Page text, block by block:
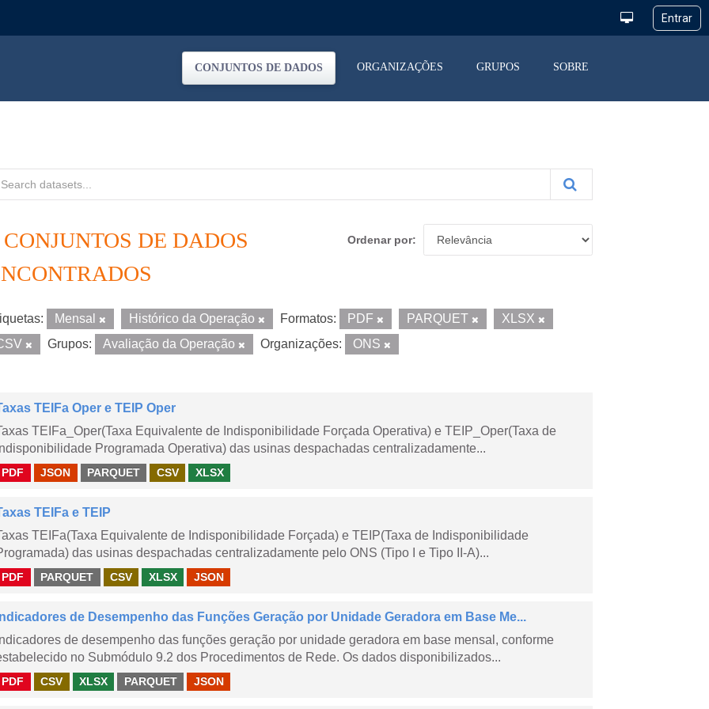
CONJUNTOS DE DADOS ORGANIZAÇÕES GRUPOS SOBRE
Ordenar por
CONJUNTOS DE DADOS
Mensal Histórico da Operação Formatos: PDF PARQUET
XLSX
Grupos: Avaliação da Operação Organizações: ONS
TEIFa Oper e TEIP Oper
TEIFa_Oper(Taxa Equivalente de Indisponibilidade Forçada Operativa) e TEIP_Oper(Taxa de
Indisponibilidade Programada Operativa) das usinas despachadas centralizadamente...
PDF JSON PARQUET CSV XLSX
TEIFa e TEIP
TEIFa(Taxa Equivalente de Indisponibilidade Forçada) e TEIP(Taxa de Indisponibilidade
das usinas despachadas centralizadamente pelo ONS (Tipo I e Tipo II-A)...
PDF PARQUET CSV XLSX JSON
Indicadores de Desempenho das Funções Geração por Unidade Geradora em Base Me...
Indicadores de desempenho das funções geração por unidade geradora em base mensal, conforme
no Submódulo 9.2 dos Procedimentos de Rede. Os dados disponibilizados...
PDF CSV XLSX PARQUET JSON